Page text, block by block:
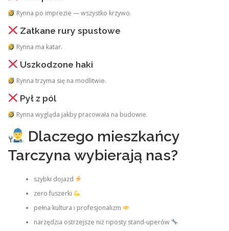
Rynna po imprezie — wszystko krzywo.
Zatkane rury spustowe
Rynna ma katar.
Uszkodzone haki
Rynna trzyma się na modlitwie.
Pył z pól
Rynna wygląda jakby pracowała na budowie.
Dlaczego mieszkańcy
Tarczyna wybierają nas?
szybki dojazd
zero fuszerki
pełna kultura i profesjonalizm
narzędzia ostrzejsze niż riposty stand‑uperów